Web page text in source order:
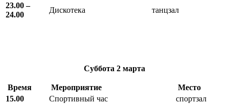
23.00 –
24.00
Дискотека танцзал
Суббота 2 марта
Время Мероприятие
Место
15.00
Спортивный час
спортзал